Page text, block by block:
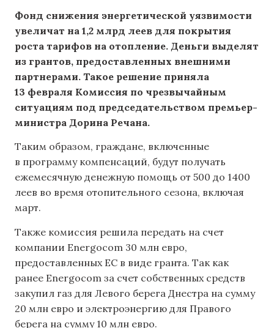
Фонд снижения энергетической уязвимости
увеличат на 1,2 млрд леев для покрытия
роста тарифов на отопление. Деньги выделят
из грантов, предоставленных внешними
партнерами. Такое решение приняла
13 февраля Комиссия по чрезвычайным
ситуациям под председательством премьер-
министра Дорина Речана.
Таким образом, граждане, включенные
в программу компенсаций, будут получать
ежемесячную денежную помощь от 500 до 1400
леев во время отопительного сезона, включая
март.
Также комиссия решила передать на счет
компании Energocom 30 млн евро,
предоставленных ЕС в виде гранта. Так как
ранее Energocom за счет собственных средств
закупил газ для Левого берега Днестра на сумму
20 млн евро и электроэнергию для Правого
берега на сумму 10 млн евро.